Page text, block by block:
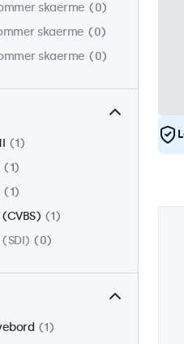
skaerme
0
skaerme
0
skaerme
0
1
1
1
(CVBS)
1
(SDI)
0
1